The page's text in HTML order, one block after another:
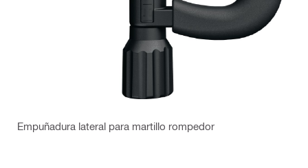
Empuñadura lateral para martillo rompedor